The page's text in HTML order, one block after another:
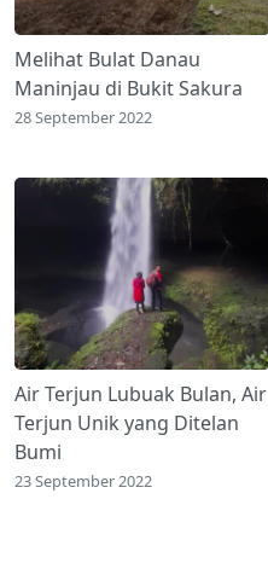
Melihat Bulat Danau
Maninjau di Bukit Sakura
28 September 2022
Air Terjun Lubuak Bulan, Air
Terjun Unik yang Ditelan
Bumi
23 September 2022